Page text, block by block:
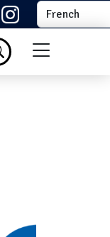
Select your
Menu du